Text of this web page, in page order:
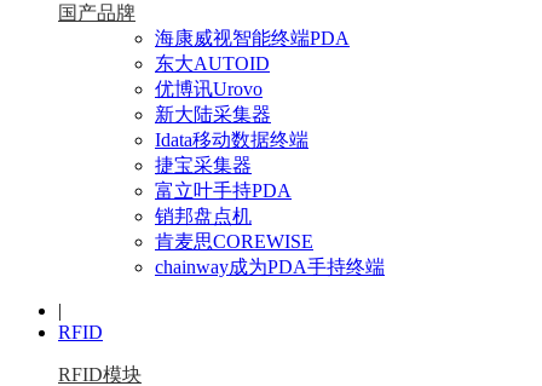
国产品牌
海康威视智能终端PDA
东大AUTOID
优博讯Urovo
新大陆采集器
Idata移动数据终端
捷宝采集器
富立叶手持PDA
销邦盘点机
肯麦思COREWISE
chainway成为PDA手持终端
|
RFID
RFID模块